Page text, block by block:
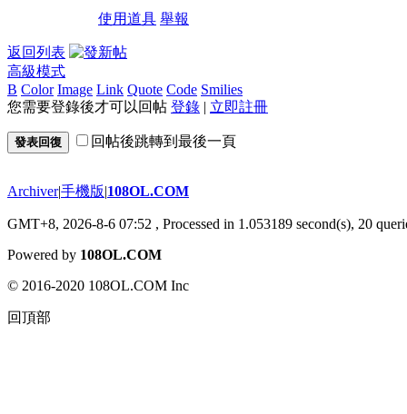
使用道具 舉報
返回列表
高級模式
B Color Image Link Quote Code Smilies
您需要登錄後才可以回帖 登錄 | 立即註冊
發表回復 回帖後跳轉到最後一頁
Archiver|手機版|108OL.COM
GMT+8, 2026-8-6 07:52 , Processed in 1.053189 second(s), 20
Powered by 108OL.COM
© 2016-2020 108OL.COM Inc
回頂部